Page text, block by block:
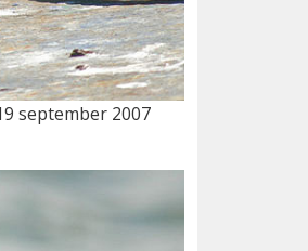
september 2007